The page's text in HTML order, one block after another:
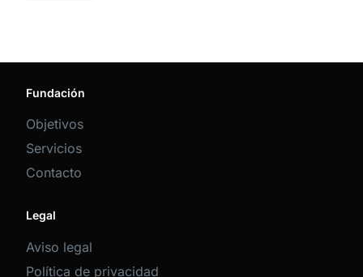
Fundación
Objetivos
Servicios
Contacto
Legal
Aviso legal
Política de privacidad